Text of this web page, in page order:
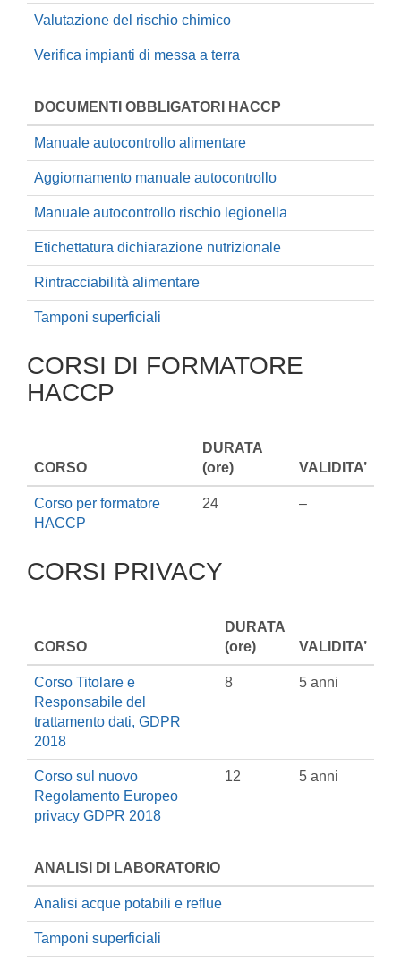
Valutazione del rischio chimico
Verifica impianti di messa a terra
DOCUMENTI OBBLIGATORI HACCP
Manuale autocontrollo alimentare
Aggiornamento manuale autocontrollo
Manuale autocontrollo rischio legionella
Etichettatura dichiarazione nutrizionale
Rintracciabilità alimentare
Tamponi superficiali
CORSI DI FORMATORE
HACCP
CORSO
DURATA
(ore)
VALIDITA’
Corso per formatore
HACCP
24 –
CORSI PRIVACY
CORSO
DURATA
(ore)
VALIDITA’
Corso Titolare e
Responsabile del
trattamento dati, GDPR
2018
8 5 anni
Corso sul nuovo
Regolamento Europeo
privacy GDPR 2018
12 5 anni
ANALISI DI LABORATORIO
Analisi acque potabili e reflue
Tamponi superficiali